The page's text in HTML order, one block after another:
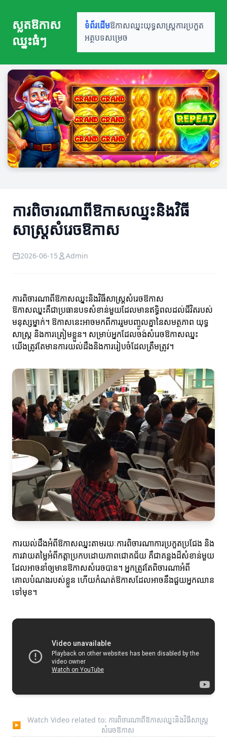
ស្លតឱកាស
ឈ្នះធំៗ
ទំព័រដើមឱកាសឈ្នះយុទ្ធសាស្ត្រការប្រកួត
អត្ថបទសម្រេច
ការពិចារណាពីឱកាសឈ្នះនិងវិធី
សាស្ត្រសំរេចឱកាស
2026-06-15 Admin
ការពិចារណាពីឱកាសឈ្នះនិងវិធីសាស្ត្រសំរេចឱកាស
ឱកាសឈ្នះគឺជាប្រធានបទសំខាន់មួយដែលមានឥទ្ធិពលដល់ជីវិតរបស់
មនុស្សម្នាក់។ ឱកាសនេះអាចមកពីការរួមបញ្ចូលគ្នានៃសមត្ថភាព យុទ្ធ
សាស្ត្រ និងការត្រៀមខ្លួន។ សម្រាប់អ្នកដែលចង់សំរេចឱកាសឈ្នះ
យើងត្រូវតែមានការយល់ដឹងនិងការរៀបចំដែលត្រឹមត្រូវ។
ការយល់ដឹងអំពីឱកាសឈ្នះតាមរយៈការពិចារណាការប្រកួតប្រជែង និង
ការវាយតម្លៃអំពីកត្តាប្រកបដោយភាពជោគជ័យ គឺជាគន្លងដ៏សំខាន់មួយ
ដែលអាចនាំឲ្យមានឱកាសសំរេចបាន។ អ្នកត្រូវតែពិចារណាអំពី
គោលបំណងរបស់ខ្លួន ហើយកំណត់ឱកាសដែលអាចនឹងជួយអ្នកឈាន
ទៅមុខ។
▶
Watch Video related to: ការពិចារណាពីឱកាសឈ្នះនិងវិធីសាស្ត្រ
សំរេចឱកាស